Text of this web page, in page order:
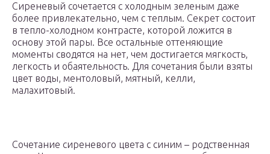
Сиреневый сочетается с холодным зеленым даже
более привлекательно, чем с теплым. Секрет состоит
в тепло-холодном контрасте, которой ложится в
основу этой пары. Все остальные оттеняющие
моменты сводятся на нет, чем достигается мягкость,
легкость и обаятельность. Для сочетания были взяты
цвет воды, ментоловый, мятный, келли,
малахитовый.
Сочетание сиреневого цвета с синим – родственная